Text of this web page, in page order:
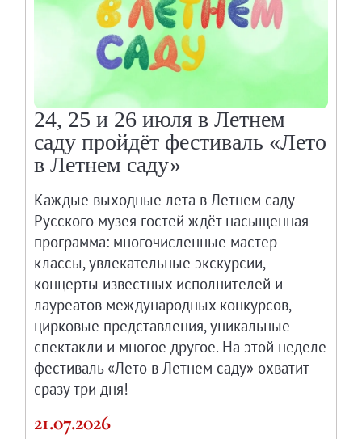
24, 25 и 26 июля в Летнем
саду пройдёт фестиваль «Лето
в Летнем саду»
Каждые выходные лета в Летнем саду
Русского музея гостей ждёт насыщенная
программа: многочисленные мастер-
классы, увлекательные экскурсии,
концерты известных исполнителей и
лауреатов международных конкурсов,
цирковые представления, уникальные
спектакли и многое другое. На этой неделе
фестиваль «Лето в Летнем саду» охватит
сразу три дня!
21.07.2026